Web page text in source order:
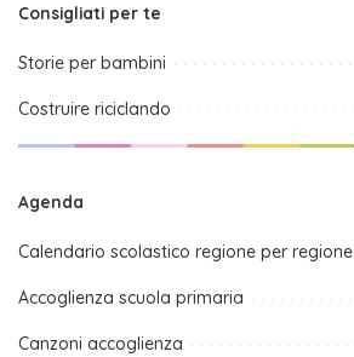
Consigliati per te
Storie per bambini
Costruire riciclando
Agenda
Calendario scolastico regione per regione
Accoglienza scuola primaria
Canzoni accoglienza